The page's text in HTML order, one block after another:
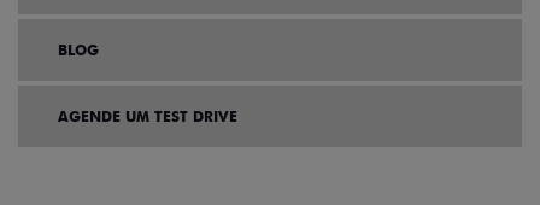
BLOG
AGENDE UM TEST DRIVE